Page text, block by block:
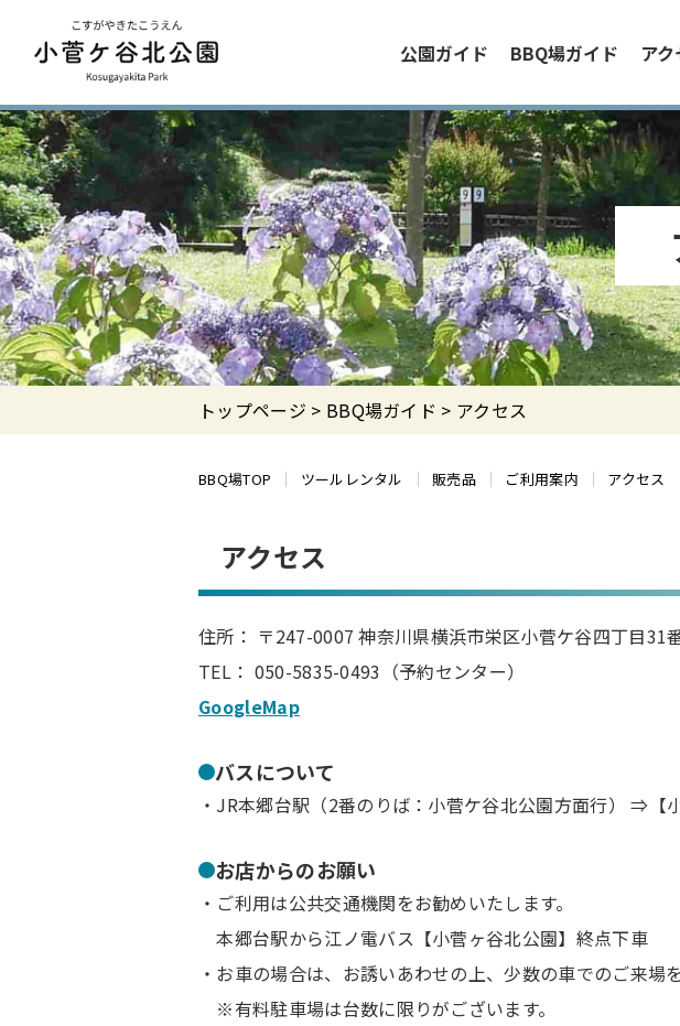
公園ガイド BBQ場ガイド ア
トップページ > BBQ場ガイド > アクセス
BBQ場TOP ツールレンタル 販売品 ご利用案内 アクセス
アクセス
住所： 〒247-0007 神奈川県横浜市栄区小菅ケ谷四丁目31
TEL： 050-5835-0493（予約センター）
GoogleMap
バスについて
・JR本郷台駅（2番のりば：小菅ケ谷北公園方面行） ⇒
お店からのお願い
・ご利用は公共交通機関をお勧めいたします。
本郷台駅から江ノ電バス【小菅ヶ谷北公園】終点下車
・お車の場合は、お誘いあわせの上、少数の車でのご来場
※有料駐車場は台数に限りがございます。